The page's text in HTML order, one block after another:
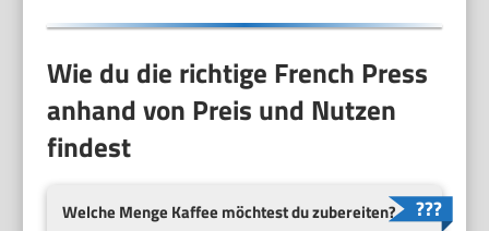
Wie du die richtige French Press
anhand von Preis und Nutzen
findest
Welche Menge Kaffee möchtest du zubereiten?